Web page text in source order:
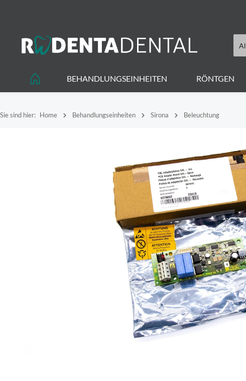
BEHANDLUNGSEINHEITEN RÖNTGEN
Sie sind hier: Home Behandlungseinheiten Sirona Beleuchtung